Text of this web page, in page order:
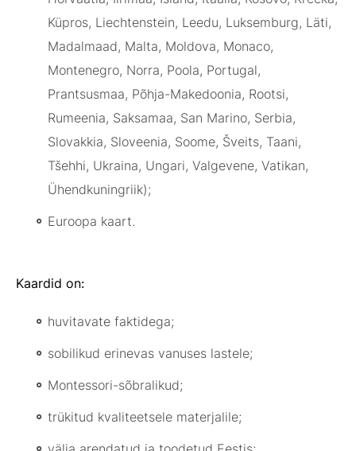
Küpros, Liechtenstein, Leedu, Luksemburg, Läti,
Madalmaad, Malta, Moldova, Monaco,
Montenegro, Norra, Poola, Portugal,
Prantsusmaa, Põhja-Makedoonia, Rootsi,
Rumeenia, Saksamaa, San Marino, Serbia,
Slovakkia, Sloveenia, Soome, Šveits, Taani,
Tšehhi, Ukraina, Ungari, Valgevene, Vatikan,
Ühendkuningriik);
Euroopa kaart.
Kaardid on:
huvitavate faktidega;
sobilikud erinevas vanuses lastele;
Montessori-sõbralikud;
trükitud kvaliteetsele materjalile;